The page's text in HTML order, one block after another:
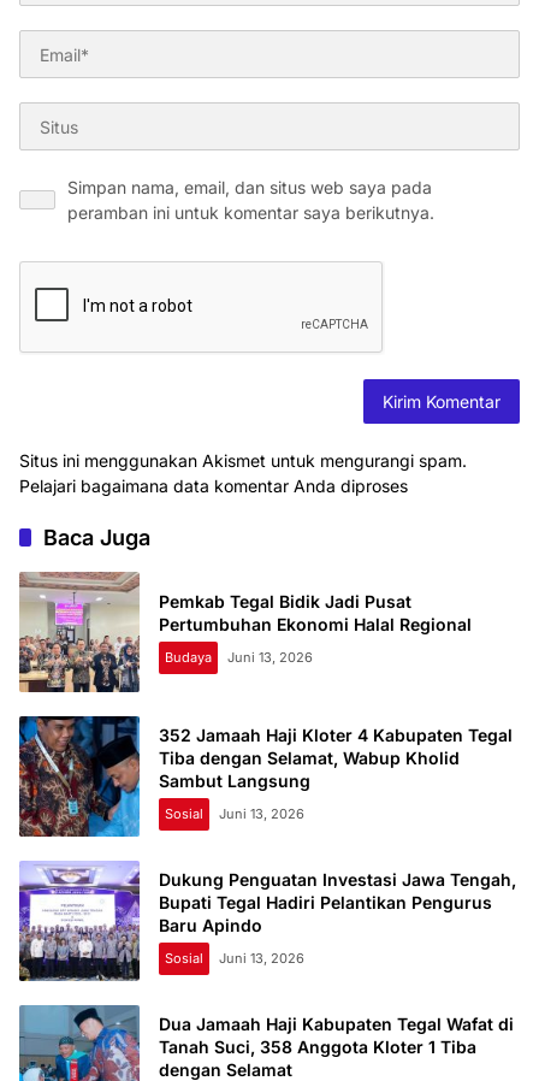
Simpan nama, email, dan situs web saya pada
peramban ini untuk komentar saya berikutnya.
Situs ini menggunakan Akismet untuk mengurangi spam.
Pelajari bagaimana data komentar Anda diproses
Baca Juga
Pemkab Tegal Bidik Jadi Pusat
Pertumbuhan Ekonomi Halal Regional
Budaya Juni 13, 2026
352 Jamaah Haji Kloter 4 Kabupaten Tegal
Tiba dengan Selamat, Wabup Kholid
Sambut Langsung
Sosial Juni 13, 2026
Dukung Penguatan Investasi Jawa Tengah,
Bupati Tegal Hadiri Pelantikan Pengurus
Baru Apindo
Sosial Juni 13, 2026
Dua Jamaah Haji Kabupaten Tegal Wafat di
Tanah Suci, 358 Anggota Kloter 1 Tiba
dengan Selamat